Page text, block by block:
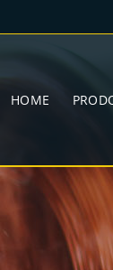
HOME